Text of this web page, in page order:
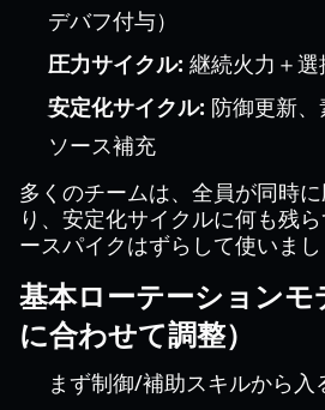
デバフ付与）
圧力サイクル: 継続火力＋選
安定化サイクル: 防御更新
ソース補充
多くのチームは、全員が同時
り、安定化サイクルに何も残
ースパイクはずらして使いまし
基本ローテーションモ
に合わせて調整）
まず制御/補助スキルから入